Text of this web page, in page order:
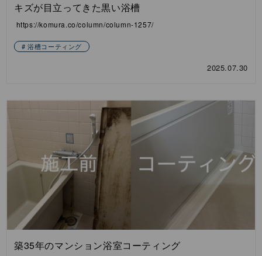
キズが目立ってきた黒い浴槽
https://komura.co/column/column-1257/
浴槽コーティング
2025.07.30
築35年のマンション浴室コーティング